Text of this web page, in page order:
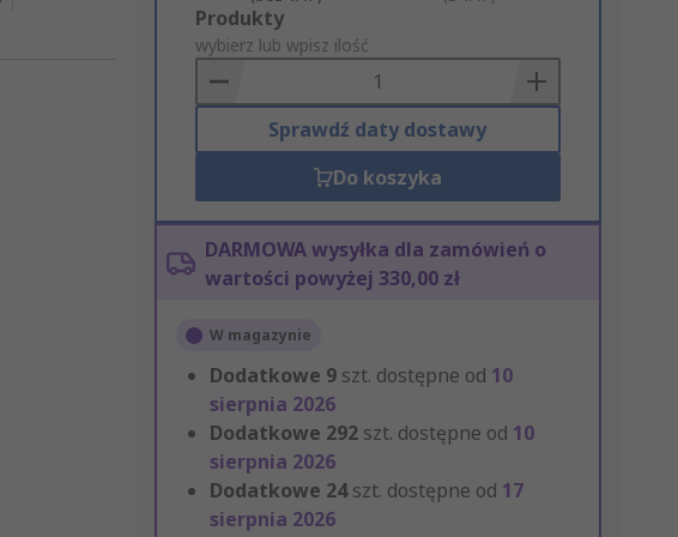
Add
to
Basket
Produkty
wybierz lub wpisz ilość
Sprawdź daty dostawy
Do koszyka
DARMOWA wysyłka dla zamówień o
wartości powyżej 330,00 zł
W magazynie
Dodatkowe 9 szt. dostępne od 10
sierpnia 2026
Dodatkowe 292 szt. dostępne od 10
sierpnia 2026
Dodatkowe 24szt. dostępne od 17
sierpnia 2026